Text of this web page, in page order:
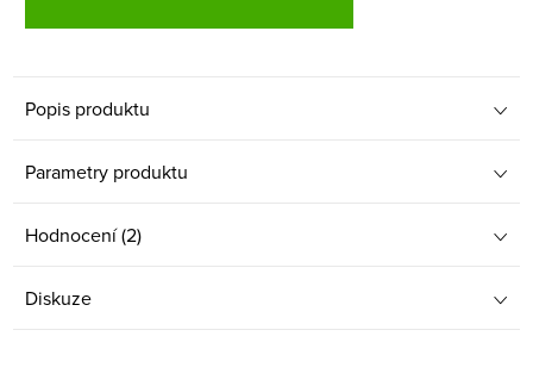
Popis produktu
Parametry produktu
Hodnocení (2)
Diskuze